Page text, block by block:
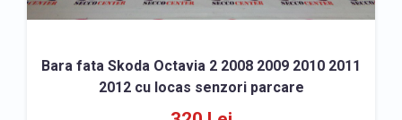
Bara fata Skoda Octavia 2 2008 2009 2010 2011
2012 cu locas senzori parcare